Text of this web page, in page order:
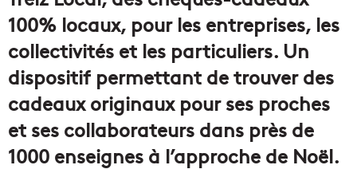
100% locaux, pour les entreprises, les
collectivités et les particuliers. Un
dispositif permettant de trouver des
cadeaux originaux pour ses proches
et ses collaborateurs dans près de
1000 enseignes à l’approche de Noël.